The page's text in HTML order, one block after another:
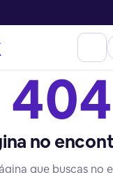
404
no
que buscas no